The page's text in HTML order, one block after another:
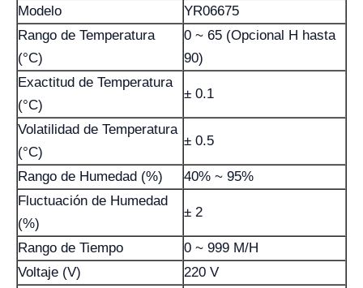
Modelo
YR06675
Rango de Temperatura
(°C)
0 ~ 65 (Opcional H hasta
90)
Exactitud de Temperatura
(°C)
± 0.1
Volatilidad de Temperatura
(°C)
± 0.5
Rango de Humedad (%)
40% ~ 95%
Fluctuación de Humedad
(%)
± 2
Rango de Tiempo
0 ~ 999 M/H
Voltaje (V)
220 V